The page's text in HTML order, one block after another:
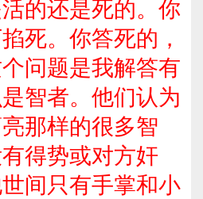
的还是死的。你
死。你答死的，
问题是我解答有
智者。他们认为
那样的很多智
得势或对方奸
间只有手掌和小